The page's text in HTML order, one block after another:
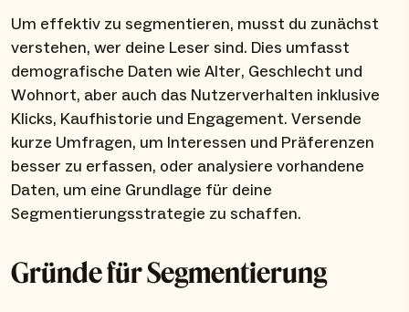
Um effektiv zu segmentieren, musst du zunächst
verstehen, wer deine Leser sind. Dies umfasst
demografische Daten wie Alter, Geschlecht und
Wohnort, aber auch das Nutzerverhalten inklusive
Klicks, Kaufhistorie und Engagement. Versende
kurze Umfragen, um Interessen und Präferenzen
besser zu erfassen, oder analysiere vorhandene
Daten, um eine Grundlage für deine
Segmentierungsstrategie zu schaffen.
Gründe für Segmentierung